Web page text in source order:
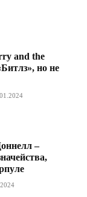
and the
но не
–